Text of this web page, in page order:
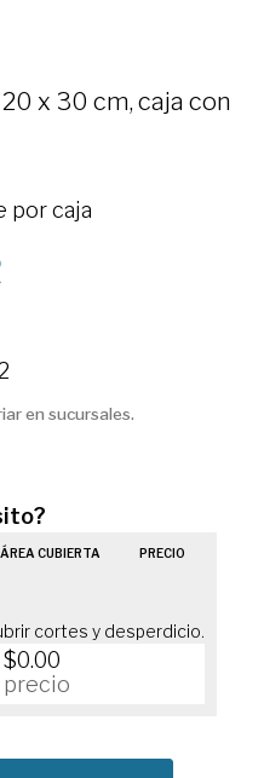
x 30 cm, caja con
por caja
en sucursales.
ÁREA CUBIERTA PRECIO
cortes y desperdicio.
$0.00
precio